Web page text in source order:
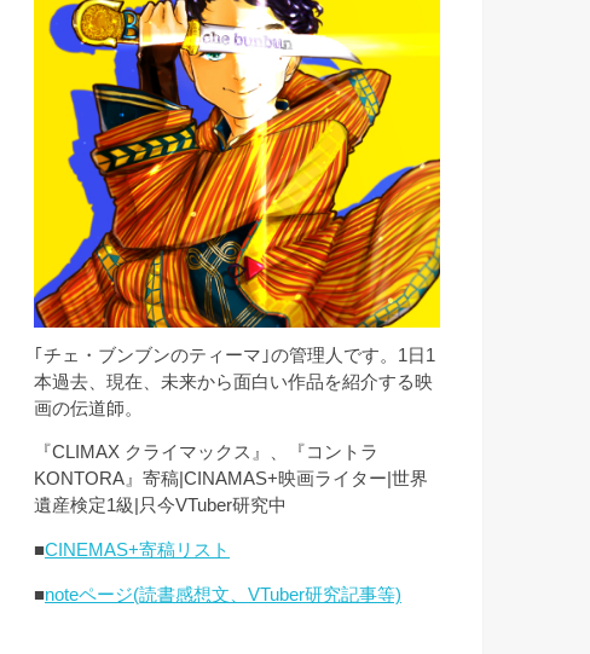
｢チェ・ブンブンのティーマ｣の管理人です。1日1
本過去、現在、未来から面白い作品を紹介する映
画の伝道師。
『CLIMAX クライマックス』、『コントラ
KONTORA』寄稿|CINAMAS+映画ライター|世界
遺産検定1級|只今VTuber研究中
■CINEMAS+寄稿リスト
■noteページ(読書感想文、VTuber研究記事等)